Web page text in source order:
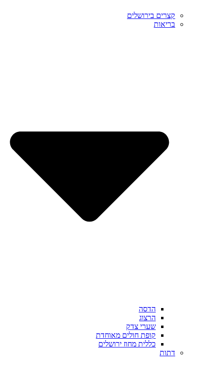
קצרים בירושלים
בריאות
הדסה
הרצוג
שערי צדק
קופת חולים מאוחדת
כללית מחוז ירושלים
דתות